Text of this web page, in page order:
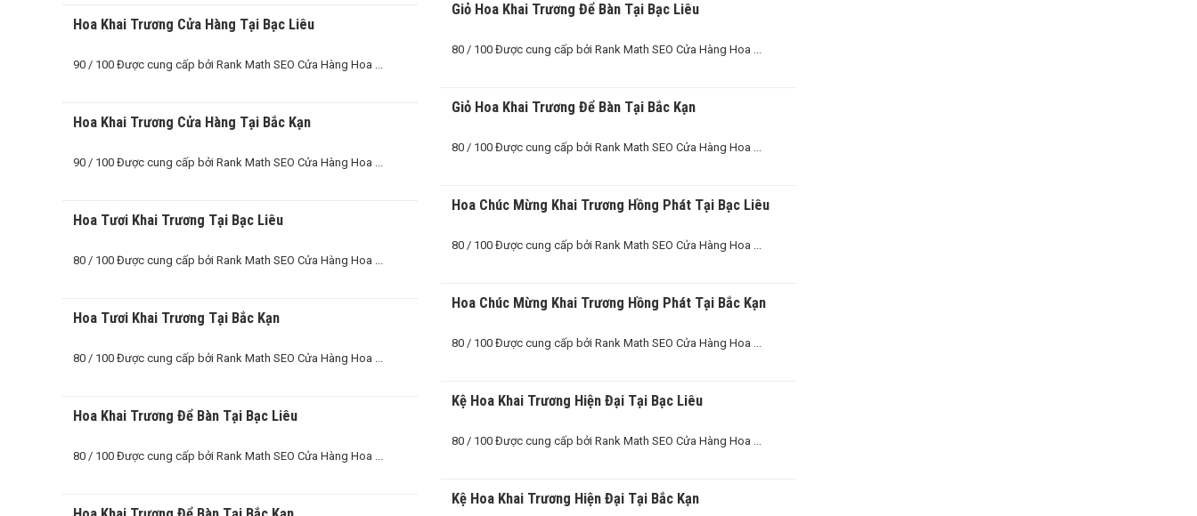
Hoa Khai Trương Cửa Hàng Tại Bạc Liêu
90 / 100 Được cung cấp bởi Rank Math SEO Cửa Hàng Hoa ...
Hoa Khai Trương Cửa Hàng Tại Bắc Kạn
90 / 100 Được cung cấp bởi Rank Math SEO Cửa Hàng Hoa ...
Hoa Tươi Khai Trương Tại Bạc Liêu
80 / 100 Được cung cấp bởi Rank Math SEO Cửa Hàng Hoa ...
Hoa Tươi Khai Trương Tại Bắc Kạn
80 / 100 Được cung cấp bởi Rank Math SEO Cửa Hàng Hoa ...
Hoa Khai Trương Để Bàn Tại Bạc Liêu
80 / 100 Được cung cấp bởi Rank Math SEO Cửa Hàng Hoa ...
Giỏ Hoa Khai Trương Để Bàn Tại Bạc Liêu
80 / 100 Được cung cấp bởi Rank Math SEO Cửa Hàng Hoa ...
Giỏ Hoa Khai Trương Để Bàn Tại Bắc Kạn
80 / 100 Được cung cấp bởi Rank Math SEO Cửa Hàng Hoa ...
Hoa Chúc Mừng Khai Trương Hồng Phát Tại Bạc Liêu
80 / 100 Được cung cấp bởi Rank Math SEO Cửa Hàng Hoa ...
Hoa Chúc Mừng Khai Trương Hồng Phát Tại Bắc Kạn
80 / 100 Được cung cấp bởi Rank Math SEO Cửa Hàng Hoa ...
Kệ Hoa Khai Trương Hiện Đại Tại Bạc Liêu
80 / 100 Được cung cấp bởi Rank Math SEO Cửa Hàng Hoa ...
Kệ Hoa Khai Trương Hiện Đại Tại Bắc Kạn